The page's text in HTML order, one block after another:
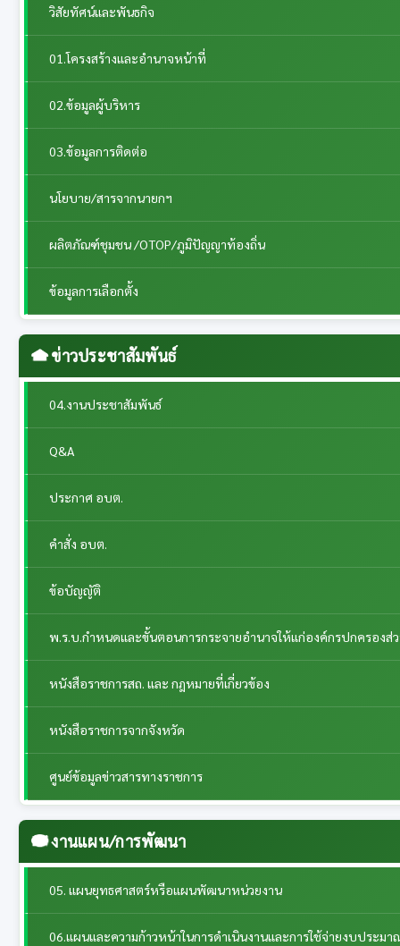
วิสัยทัศน์และพันธกิจ
01.โครงสร้างและอำนาจหน้าที่
02.ข้อมูลผู้บริหาร
03.ข้อมูลการติดต่อ
นโยบาย/สารจากนายกฯ
ผลิตภัณฑ์ชุมชน /OTOP/ภูมิปัญญาท้องถิ่น
ข้อมูลการเลือกตั้ง
ข่าวประชาสัมพันธ์
04.งานประชาสัมพันธ์
Q&A
ประกาศ อบต.
คำสั่ง อบต.
ข้อบัญญัติ
พ.ร.บ.กำหนดและขั้นตอนการกระจายอำนาจให้แก่องค์กรปกครอง
หนังสือราชการสถ. และ กฎหมายที่เกี่ยวข้อง
หนังสือราชการจากจังหวัด
ศูนย์ข้อมูลข่าวสารทางราชการ
งานแผน/การพัฒนา
05. แผนยุทธศาสตร์หรือแผนพัฒนาหน่วยงาน
06.แผนและความก้าวหน้าในการดำเนินงานและการใช้จ่ายงบประมา